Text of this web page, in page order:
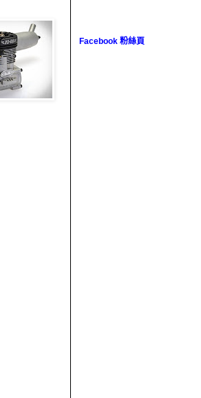
Facebook 粉絲頁